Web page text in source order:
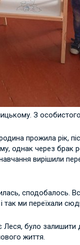
З особистого
прожила рік,
однак через брак
вирішили
сподобалось.
так ми переїхали
було залишити
життя.